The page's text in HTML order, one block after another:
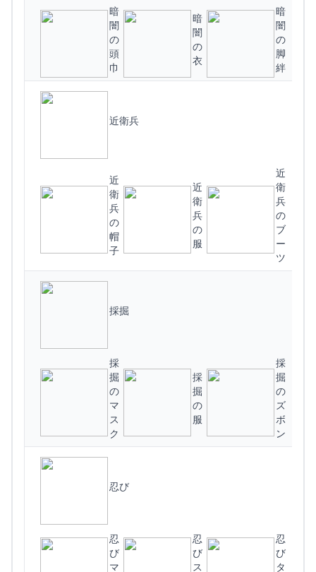
暗
闇
の
頭
巾
暗
闇
の
衣
暗
闇
の
脚
絆
近衛兵
近
衛
兵
の
帽
子
近
衛
兵
の
服
近
衛
兵
の
ブ
ー
ツ
採掘
採
掘
の
マ
ス
ク
採
掘
の
服
採
掘
の
ズ
ボ
ン
忍び
忍
び
マ
忍
び
ス
忍
び
タ